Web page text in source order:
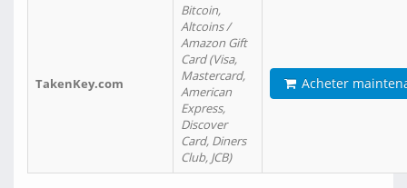
TakenKey.com
Bitcoin,
Altcoins /
Amazon Gift
Card (Visa,
Mastercard,
American
Express,
Discover
Card, Diners
Club, JCB)
Acheter